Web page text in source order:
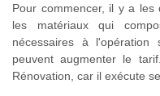
Pour commencer, il y a
les matériaux qui
nécessaires à l'opération
peuvent augmenter le
Rénovation, car il exécute